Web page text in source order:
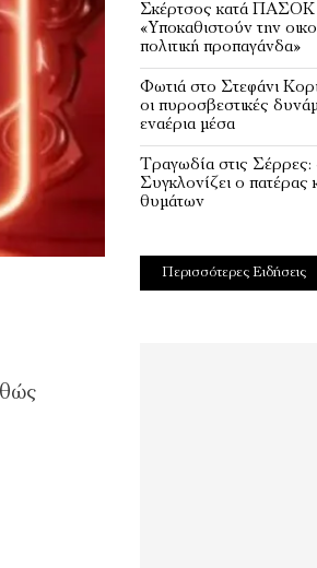
Σκέρτσος κατά ΠΑΣΟΚ
«Υποκαθιστούν την
πολιτική προπαγάνδα»
Φωτιά στο Στεφάνι
οι πυροσβεστικές
εναέρια μέσα
Τραγωδία στις
Συγκλονίζει ο πατέρας
θυμάτων
Περισσότερες Ειδήσεις